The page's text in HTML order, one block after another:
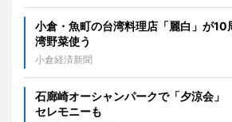
小倉・魚町の台湾料理店「麗白」が
湾野菜使う
小倉経済新聞
石廊崎オーシャンパークで「夕涼会
セレモニーも